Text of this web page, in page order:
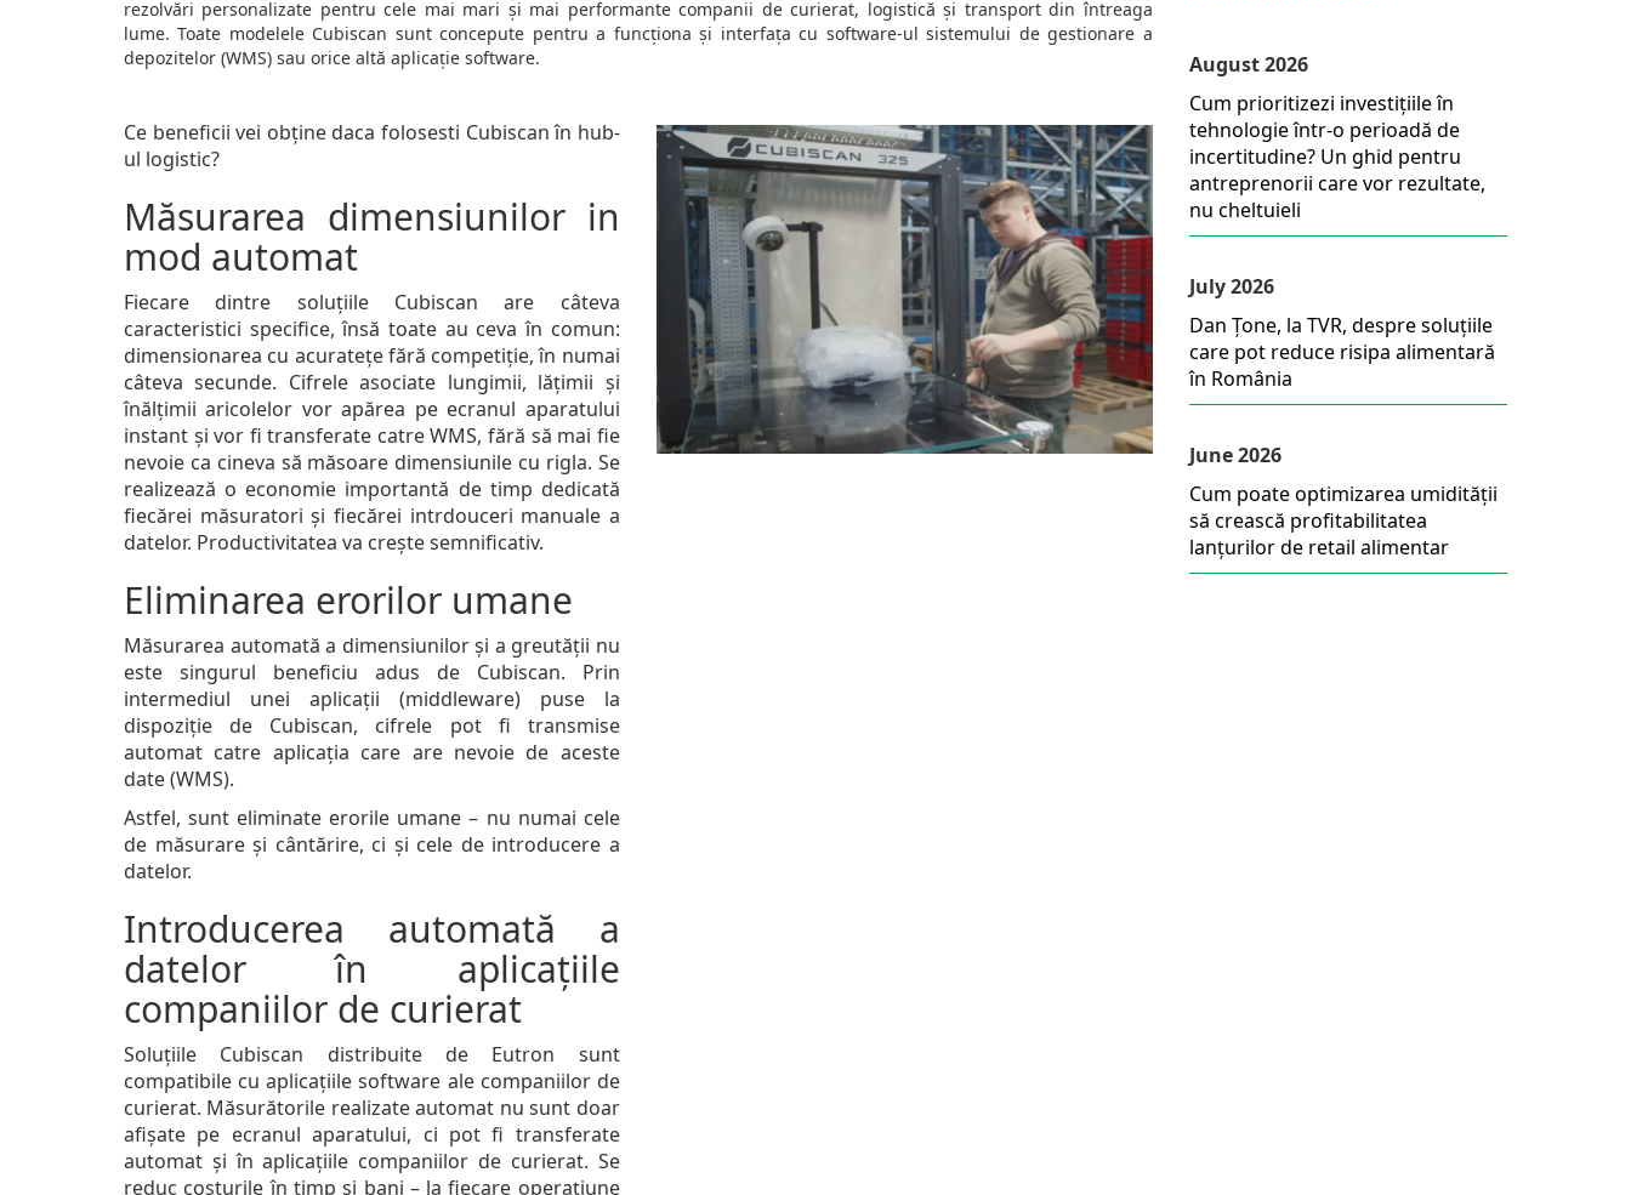
rezolvări personalizate pentru cele mai mari și mai performante companii de curierat, logistică și transport din întreaga
lume. Toate modelele Cubiscan sunt concepute pentru a funcționa și interfața cu software-ul sistemului de gestionare a
depozitelor (WMS) sau orice altă aplicație software.
Ce beneficii vei obține daca folosesti Cubiscan în hub-
ul logistic?
Măsurarea dimensiunilor in
mod automat
Fiecare dintre soluțiile Cubiscan are câteva
caracteristici specifice, însă toate au ceva în comun:
dimensionarea cu acuratețe fără competiție, în numai
câteva secunde. Cifrele asociate lungimii, lățimii și
înălțimii aricolelor vor apărea pe ecranul aparatului
instant și vor fi transferate catre WMS, fără să mai fie
nevoie ca cineva să măsoare dimensiunile cu rigla. Se
realizează o economie importantă de timp dedicată
fiecărei măsuratori și fiecărei intrdouceri manuale a
datelor. Productivitatea va crește semnificativ.
Eliminarea erorilor umane
Măsurarea automată a dimensiunilor și a greutății nu
este singurul beneficiu adus de Cubiscan. Prin
intermediul unei aplicații (middleware) puse la
dispoziție de Cubiscan, cifrele pot fi transmise
automat catre aplicația care are nevoie de aceste
date (WMS).
Astfel, sunt eliminate erorile umane – nu numai cele
de măsurare și cântărire, ci și cele de introducere a
datelor.
Introducerea automată a
datelor în aplicațiile
companiilor de curierat
Soluțiile Cubiscan distribuite de Eutron sunt
compatibile cu aplicațiile software ale companiilor de
curierat. Măsurătorile realizate automat nu sunt doar
afișate pe ecranul aparatului, ci pot fi transferate
automat și în aplicațiile companiilor de curierat. Se
reduc costurile în timp și bani – la fiecare operațiune
August 2026
Cum prioritizezi investițiile în
tehnologie într-o perioadă de
incertitudine? Un ghid pentru
antreprenorii care vor rezultate,
nu cheltuieli
July 2026
Dan Țone, la TVR, despre soluțiile
care pot reduce risipa alimentară
în România
June 2026
Cum poate optimizarea umidității
să crească profitabilitatea
lanțurilor de retail alimentar